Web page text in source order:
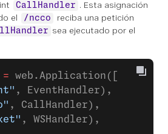
CallHandler . Esta asignación
el
/ncco
reciba una petición
sea ejecutado por el
= web.Application([
, EventHandler),
, CallHandler),
, WSHandler),